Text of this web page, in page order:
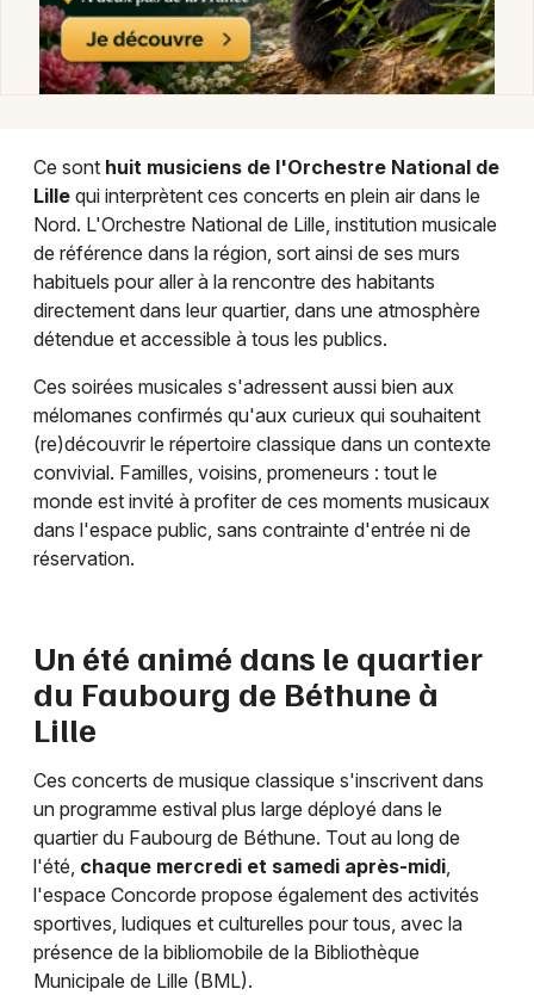
Mon email
Je m'abonne
Ce sont huit musiciens de l'Orchestre National de
Lille qui interprètent ces concerts en plein air dans le
Nord. L'Orchestre National de Lille, institution musicale
de référence dans la région, sort ainsi de ses murs
habituels pour aller à la rencontre des habitants
directement dans leur quartier, dans une atmosphère
détendue et accessible à tous les publics.
Ces soirées musicales s'adressent aussi bien aux
mélomanes confirmés qu'aux curieux qui souhaitent
(re)découvrir le répertoire classique dans un contexte
convivial. Familles, voisins, promeneurs : tout le
monde est invité à profiter de ces moments musicaux
dans l'espace public, sans contrainte d'entrée ni de
réservation.
Un été animé dans le quartier
du Faubourg de Béthune à
Lille
Ces concerts de musique classique s'inscrivent dans
un programme estival plus large déployé dans le
quartier du Faubourg de Béthune. Tout au long de
l'été, chaque mercredi et samedi après-midi,
l'espace Concorde propose également des activités
sportives, ludiques et culturelles pour tous, avec la
présence de la bibliomobile de la Bibliothèque
Municipale de Lille (BML).